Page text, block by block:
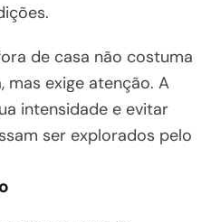
de casa não costuma
mas exige atenção. A
intensidade e evitar
ser explorados pelo